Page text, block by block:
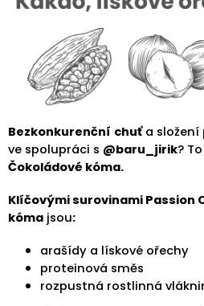
Bezkonkurenční chuťa složení
ve spolupráci s @baru_jirik?
Čokoládové kóma.
Klíčovými surovinami Passion
kóma jsou:
arašídy a lískové ořechy
proteinová směs
rozpustná rostlinná